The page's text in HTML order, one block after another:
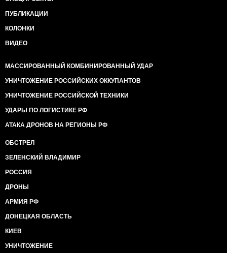
ПУБЛИКАЦИИ
КОЛОНКИ
ВИДЕО
МАССИРОВАННЫЙ КОМБИНИРОВАННЫЙ УДАР
УНИЧТОЖЕНИЕ РОССИЙСКИХ ОККУПАНТОВ
УНИЧТОЖЕНИЕ РОССИЙСКОЙ ТЕХНИКИ
УДАРЫ ПО ЛОГИСТИКЕ РФ
АТАКА ДРОНОВ НА РЕГИОНЫ РФ
ОБСТРЕЛ
ЗЕЛЕНСКИЙ ВЛАДИМИР
РОССИЯ
ДРОНЫ
АРМИЯ РФ
ДОНЕЦКАЯ ОБЛАСТЬ
КИЕВ
УНИЧТОЖЕНИЕ